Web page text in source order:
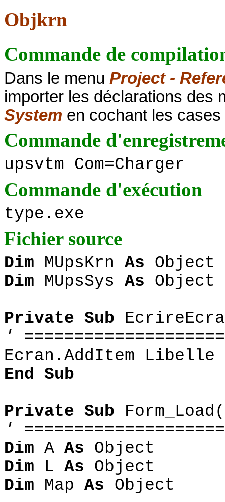
Objkrn
Commande de
Dans le menu Project -
importer les déclarations des
System en cochant les
Commande
upsvtm Com=Charger
Commande d'exécution
type.exe
Fichier source
Dim MUpsKrn As Object
Dim MUpsSys As Object
Private Sub
'
Ecran.AddItem Libelle
End Sub
Private Sub
'
Dim A As Object
Dim L As Object
Dim Map As Object